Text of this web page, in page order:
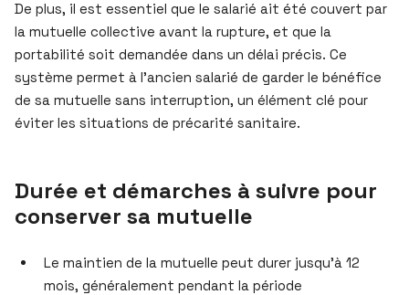
De plus, il est essentiel que le salarié ait été couvert par
la mutuelle collective avant la rupture, et que la
portabilité soit demandée dans un délai précis. Ce
système permet à l’ancien salarié de garder le bénéfice
de sa mutuelle sans interruption, un élément clé pour
éviter les situations de précarité sanitaire.
Durée et démarches à suivre pour
conserver sa mutuelle
Le maintien de la mutuelle peut durer jusqu’à 12
mois, généralement pendant la période